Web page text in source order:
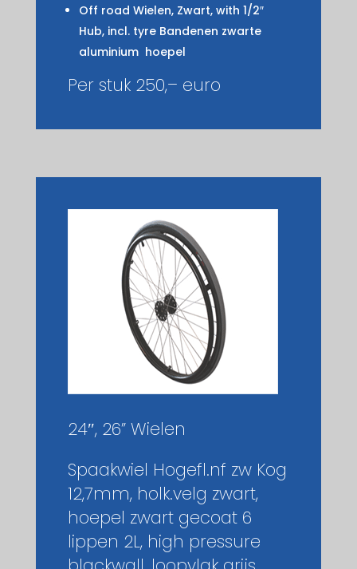
Off road Wielen, Zwart, with 1/2″
Hub, incl. tyre Bandenen zwarte
aluminium hoepel
Per stuk 250,– euro
24″, 26” Wielen
Spaakwiel Hogefl.nf zw Kog
12,7mm, holk.velg zwart,
hoepel zwart gecoat 6
lippen 2L, high pressure